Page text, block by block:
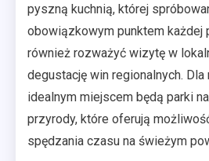
pyszną kuchnią, której
obowiązkowym punktem każdej
również rozważyć wizytę w
degustację win regionalnych. Dla
idealnym miejscem będą parki
przyrody, które oferują
spędzania czasu na świeżym